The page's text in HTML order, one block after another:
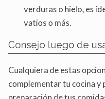
verduras o hielo, es
vatios o más.
Consejo luego de
Cualquiera de estas
complementar tu cocina y